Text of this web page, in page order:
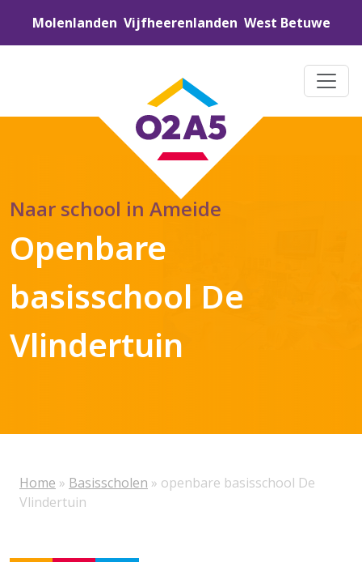
Molenlanden Vijfheerenlanden West Betuwe
Naar school in Ameide
Openbare
basisschool De
Vlindertuin
Home » Basisscholen » openbare basisschool De
Vlindertuin